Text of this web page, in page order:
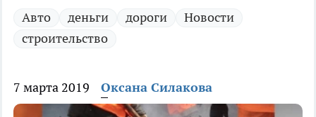
Авто деньги дороги
Новости
строительство
7 марта 2019 Оксана Силакова